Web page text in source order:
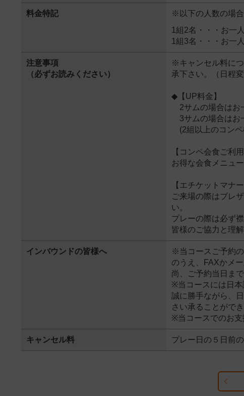
料金特記
※以下の人数の場合
1組2名・・・お一
1組3名・・・お一
注意事項
（必ずお読みください）
※キャンセル料に
承下さい。（日程
◆【UP料金】
2サムの場合はお
3サムの場合はお
(2組以上のコンペ
【コンペ会食ご利
お得な会食メニュ
【エチケットマナ
ご来場の際はブレ
い。
プレーの際は必ず
皆様のご協力と理
インバウンドの皆様へ
※当コースご予約
のうえ、FAXかメ
尚、ご予約当日ま
※当コースには日本
誠に勝手ながら、
さい承ることがで
※当コースでのお支
キャンセル料 プレー日の５日前